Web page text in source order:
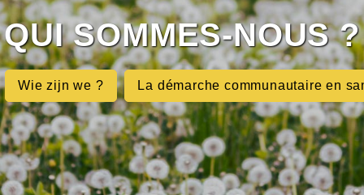
QUI SOMMES-NOUS ?
Wie zijn we ? La démarche communautaire en